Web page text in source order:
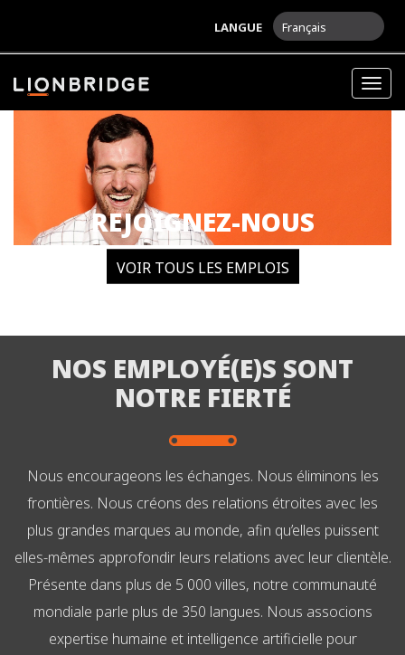
LANGUE Français
REJOIGNEZ-NOUS
VOIR TOUS LES EMPLOIS
NOS EMPLOYÉ(E)S SONT
NOTRE FIERTÉ
Nous encourageons les échanges. Nous éliminons les
frontières. Nous créons des relations étroites avec les
plus grandes marques au monde, afin qu’elles puissent
elles-mêmes approfondir leurs relations avec leur clientèle.
Présente dans plus de 5 000 villes, notre communauté
mondiale parle plus de 350 langues. Nous associons
expertise humaine et intelligence artificielle pour